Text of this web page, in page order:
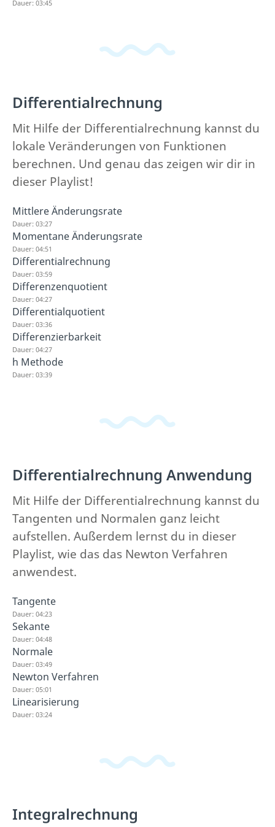
Dauer: 03:45
Differentialrechnung
Mit Hilfe der Differentialrechnung kannst du
lokale Veränderungen von Funktionen
berechnen. Und genau das zeigen wir dir in
dieser Playlist!
Mittlere Änderungsrate
Dauer: 03:27
Momentane Änderungsrate
Dauer: 04:51
Differentialrechnung
Dauer: 03:59
Differenzenquotient
Dauer: 04:27
Differentialquotient
Dauer: 03:36
Differenzierbarkeit
Dauer: 04:27
h Methode
Dauer: 03:39
Differentialrechnung Anwendung
Mit Hilfe der Differentialrechnung kannst du
Tangenten und Normalen ganz leicht
aufstellen. Außerdem lernst du in dieser
Playlist, wie das das Newton Verfahren
anwendest.
Tangente
Dauer: 04:23
Sekante
Dauer: 04:48
Normale
Dauer: 03:49
Newton Verfahren
Dauer: 05:01
Linearisierung
Dauer: 03:24
Integralrechnung